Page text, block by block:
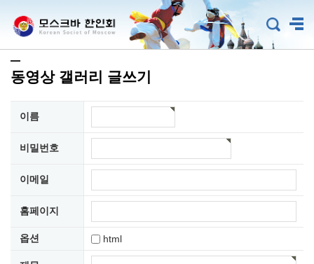
동영상 갤러리 글쓰기
이름
비밀번호
이메일
홈페이지
옵션 html